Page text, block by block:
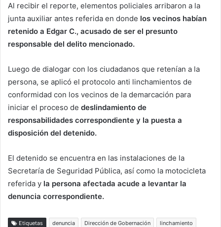
Al recibir el reporte, elementos policiales arribaron a la
junta auxiliar antes referida en donde los vecinos habían
retenido a Edgar C., acusado de ser el presunto
responsable del delito mencionado.
Luego de dialogar con los ciudadanos que retenían a la
persona, se aplicó el protocolo anti linchamientos de
conformidad con los vecinos de la demarcación para
iniciar el proceso de deslindamiento de
responsabilidades correspondiente y la puesta a
disposición del detenido.
El detenido se encuentra en las instalaciones de la
Secretaría de Seguridad Pública, así como la motocicleta
referida y la persona afectada acude a levantar la
denuncia correspondiente.
Etiquetas denuncia Dirección de Gobernación
linchamiento